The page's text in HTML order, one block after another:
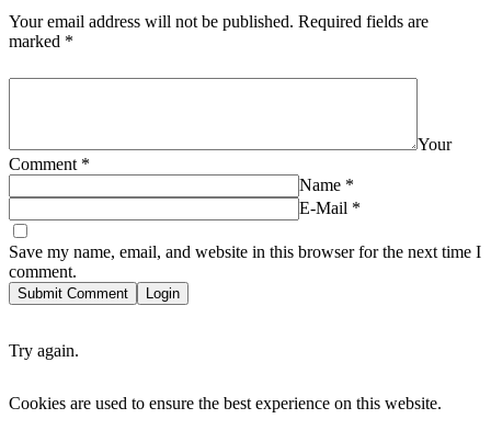
Your email address will not be published. Required fields are
marked *
Your
Comment *
Name *
E-Mail *
Save my name, email, and website in this browser for the next time I
comment.
Submit Comment Login
Try again.
Cookies are used to ensure the best experience on this website.